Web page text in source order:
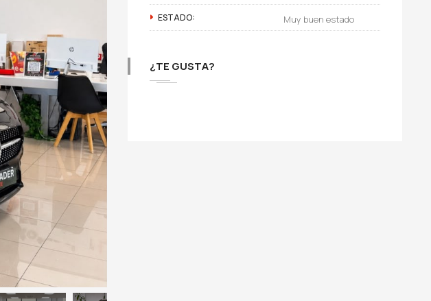
ESTADO: Muy buen estado
¿TE GUSTA?